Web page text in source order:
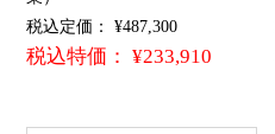
税込定価： ¥487,300
税込特価： ¥233,910